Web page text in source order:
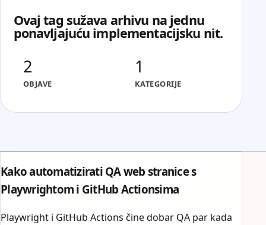
Ovaj tag sužava arhivu na jednu
ponavljajuću implementacijsku nit.
2
OBJAVE
1
KATEGORIJE
Kako automatizirati QA web stranice s
Playwrightom i GitHub Actionsima
Playwright i GitHub Actions čine dobar QA par kada